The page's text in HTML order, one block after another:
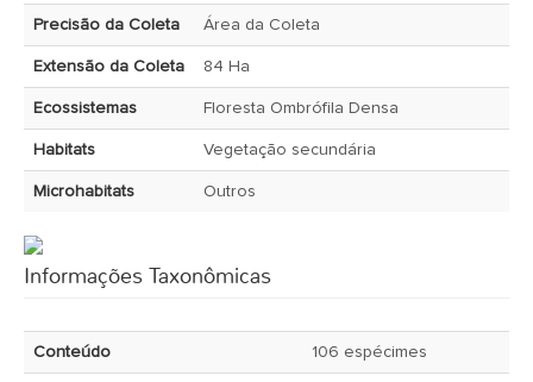
Precisão da Coleta Área da Coleta
Extensão da Coleta 84 Ha
Ecossistemas Floresta Ombrófila Densa
Habitats Vegetação secundária
Microhabitats Outros
Informações Taxonômicas
Conteúdo 106 espécimes